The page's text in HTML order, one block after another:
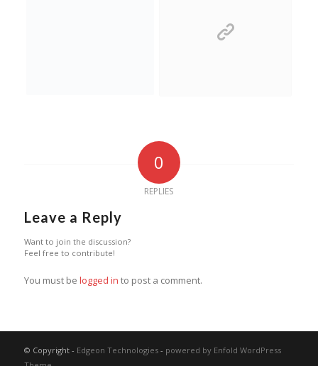
0
REPLIES
Leave a Reply
Want to join the discussion?
Feel free to contribute!
You must be logged in to post a comment.
© Copyright - Edgeon Technologies- powered by Enfold WordPress